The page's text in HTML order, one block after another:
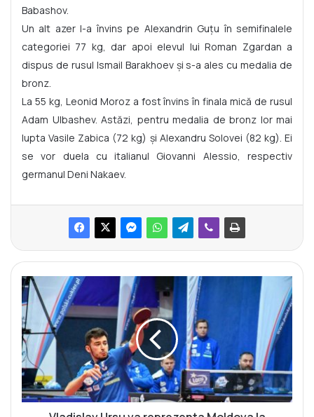
Babashov.
Un alt azer l-a învins pe Alexandrin Guțu în semifinalele
categoriei 77 kg, dar apoi elevul lui Roman Zgardan a
dispus de rusul Ismail Barakhoev și s-a ales cu medalia de
bronz.
La 55 kg, Leonid Moroz a fost învins în finala mică de rusul
Adam Ulbashev. Astăzi, pentru medalia de bronz lor mai
lupta Vasile Zabica (72 kg) și Alexandru Solovei (82 kg). Ei
se vor duela cu italianul Giovanni Alessio, respectiv
germanul Deni Nakaev.
V
l
a
d
i
s
l
a
v